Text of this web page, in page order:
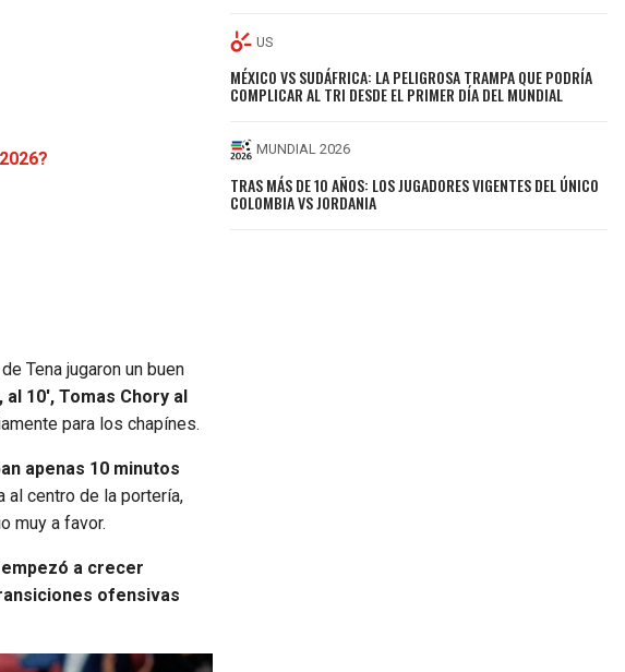
Tena jugaron un buen
10′, Tomas Chory al
para los chapínes.
apenas 10 minutos
al centro de la portería,
muy a favor.
a crecer
ofensivas
US
MÉXICO VS SUDÁFRICA: LA PELIGROSA TRAMPA QUE PODRÍA
COMPLICAR AL TRI DESDE EL PRIMER DÍA DEL MUNDIAL
MUNDIAL 2026
TRAS MÁS DE 10 AÑOS: LOS JUGADORES VIGENTES DEL ÚNICO
COLOMBIA VS JORDANIA